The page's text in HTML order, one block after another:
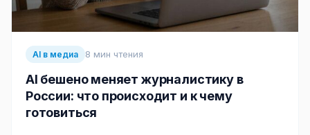
AI в медиа 8 мин чтения
AI бешено меняет журналистику в
России: что происходит и к чему
готовиться